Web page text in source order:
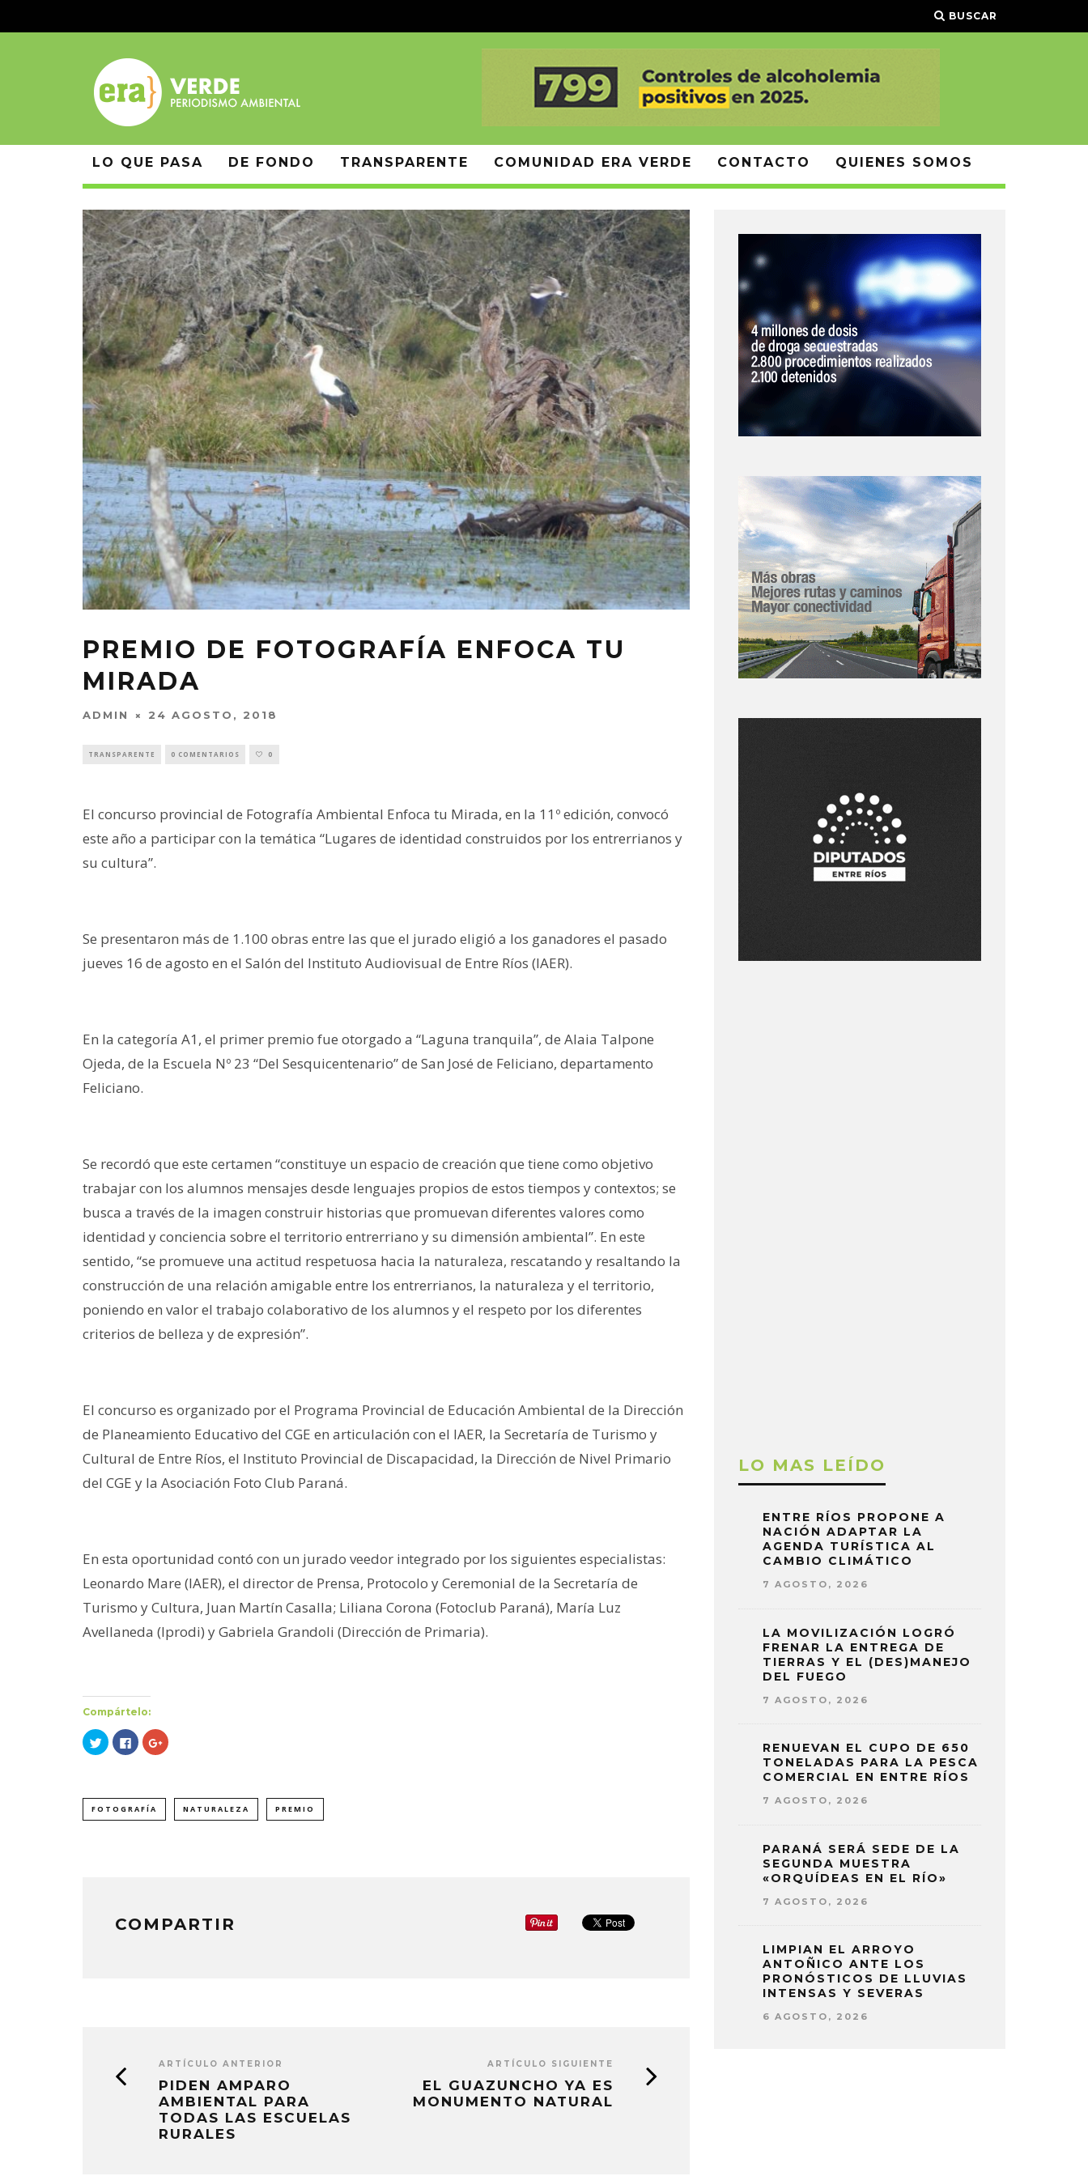
BUSCAR
LO QUE PASA DE FONDO TRANSPARENTE COMUNIDAD ERA VERDE CONTACTO QUIENES SOMOS
PREMIO DE FOTOGRAFÍA ENFOCA TU
MIRADA
ADMIN 24 AGOSTO, 2018
TRANSPARENTE 0 COMENTARIOS 0
El concurso provincial de Fotografía Ambiental Enfoca tu Mirada, en la 11º edición, convocó
este año a participar con la temática “Lugares de identidad construidos por los entrerrianos y
su cultura”.
Se presentaron más de 1.100 obras entre las que el jurado eligió a los ganadores el pasado
jueves 16 de agosto en el Salón del Instituto Audiovisual de Entre Ríos (IAER).
En la categoría A1, el primer premio fue otorgado a “Laguna tranquila”, de Alaia Talpone
Ojeda, de la Escuela Nº 23 “Del Sesquicentenario” de San José de Feliciano, departamento
Feliciano.
Se recordó que este certamen “constituye un espacio de creación que tiene como objetivo
trabajar con los alumnos mensajes desde lenguajes propios de estos tiempos y contextos; se
busca a través de la imagen construir historias que promuevan diferentes valores como
identidad y conciencia sobre el territorio entrerriano y su dimensión ambiental”. En este
sentido, “se promueve una actitud respetuosa hacia la naturaleza, rescatando y resaltando la
construcción de una relación amigable entre los entrerrianos, la naturaleza y el territorio,
poniendo en valor el trabajo colaborativo de los alumnos y el respeto por los diferentes
criterios de belleza y de expresión”.
El concurso es organizado por el Programa Provincial de Educación Ambiental de la Dirección
de Planeamiento Educativo del CGE en articulación con el IAER, la Secretaría de Turismo y
Cultural de Entre Ríos, el Instituto Provincial de Discapacidad, la Dirección de Nivel Primario
del CGE y la Asociación Foto Club Paraná.
En esta oportunidad contó con un jurado veedor integrado por los siguientes especialistas:
Leonardo Mare (IAER), el director de Prensa, Protocolo y Ceremonial de la Secretaría de
Turismo y Cultura, Juan Martín Casalla; Liliana Corona (Fotoclub Paraná), María Luz
Avellaneda (Iprodi) y Gabriela Grandoli (Dirección de Primaria).
Compártelo:
Haz
clic
para
(Se
abre
en
Haz
clic
para
(Se
abre
en
Haz
clic
(Se
abre
en
FOTOGRAFÍA NATURALEZA PREMIO
COMPARTIR
ARTÍCULO ANTERIOR
PIDEN AMPARO
AMBIENTAL PARA
TODAS LAS ESCUELAS
RURALES
ARTÍCULO SIGUIENTE
EL GUAZUNCHO YA ES
MONUMENTO NATURAL
LO MAS LEÍDO
ENTRE RÍOS PROPONE A
NACIÓN ADAPTAR LA
AGENDA TURÍSTICA AL
CAMBIO CLIMÁTICO
7 AGOSTO, 2026
LA MOVILIZACIÓN LOGRÓ
FRENAR LA ENTREGA DE
TIERRAS Y EL (DES)MANEJO
DEL FUEGO
7 AGOSTO, 2026
RENUEVAN EL CUPO DE 650
TONELADAS PARA LA PESCA
COMERCIAL EN ENTRE RÍOS
7 AGOSTO, 2026
PARANÁ SERÁ SEDE DE LA
SEGUNDA MUESTRA
«ORQUÍDEAS EN EL RÍO»
7 AGOSTO, 2026
LIMPIAN EL ARROYO
ANTOÑICO ANTE LOS
PRONÓSTICOS DE LLUVIAS
INTENSAS Y SEVERAS
6 AGOSTO, 2026